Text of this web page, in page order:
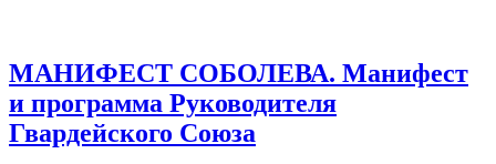
МАНИФЕСТ СОБОЛЕВА. Манифест
и программа Руководителя
Гвардейского Союза